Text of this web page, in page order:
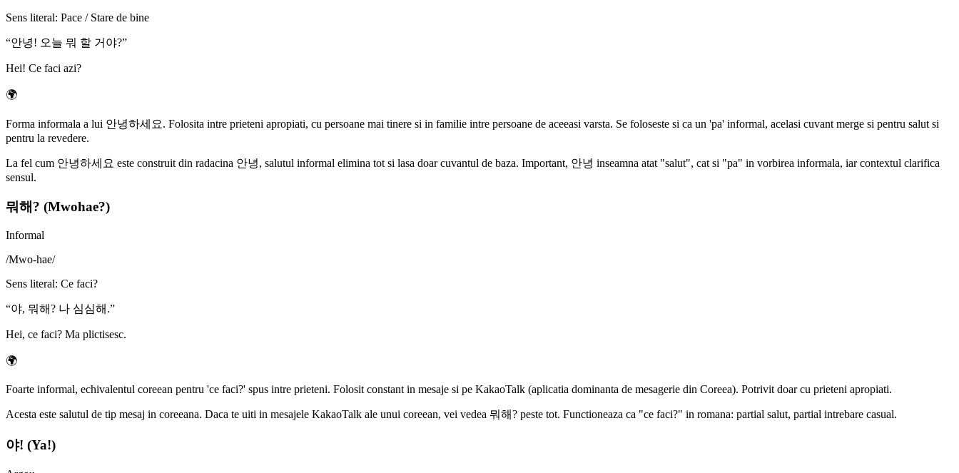
Sens literal: Pace / Stare de bine
“안녕! 오늘 뭐 할 거야?”
Hei! Ce faci azi?
🌍
Forma informala a lui 안녕하세요. Folosita intre prieteni apropiati, cu persoane mai tinere si in familie intre persoane de aceeasi varsta. Se foloseste si ca un 'pa' informal, acelasi cuvant merge si pentru salut si
pentru la revedere.
La fel cum 안녕하세요 este construit din radacina 안녕, salutul informal elimina tot si lasa doar cuvantul de baza. Important, 안녕 inseamna atat "salut", cat si "pa" in vorbirea informala, iar contextul clarifica
sensul.
뭐해? (Mwohae?)
Informal
/Mwo-hae/
Sens literal: Ce faci?
“야, 뭐해? 나 심심해.”
Hei, ce faci? Ma plictisesc.
🌍
Foarte informal, echivalentul coreean pentru 'ce faci?' spus intre prieteni. Folosit constant in mesaje si pe KakaoTalk (aplicatia dominanta de mesagerie din Coreea). Potrivit doar cu prieteni apropiati.
Acesta este salutul de tip mesaj in coreeana. Daca te uiti in mesajele KakaoTalk ale unui coreean, vei vedea 뭐해? peste tot. Functioneaza ca "ce faci?" in romana: partial salut, partial intrebare casual.
야! (Ya!)